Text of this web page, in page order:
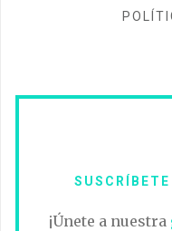
¡Únete a nuestra